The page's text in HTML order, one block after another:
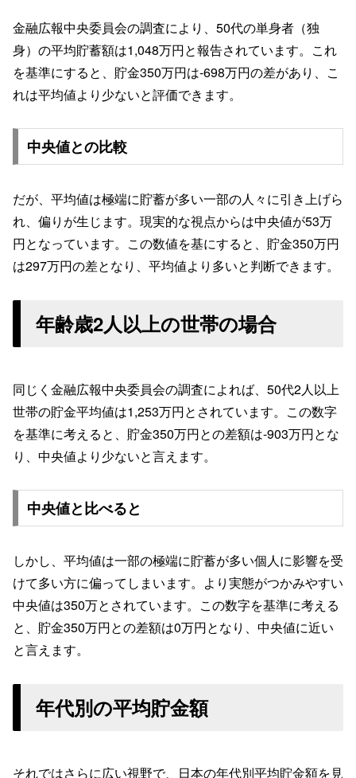
金融広報中央委員会の調査により、50代の単身者（独
身）の平均貯蓄額は1,048万円と報告されています。これ
を基準にすると、貯金350万円は-698万円の差があり、こ
れは平均値より少ないと評価できます。
中央値との比較
だが、平均値は極端に貯蓄が多い一部の人々に引き上げら
れ、偏りが生じます。現実的な視点からは中央値が53万
円となっています。この数値を基にすると、貯金350万円
は297万円の差となり、平均値より多いと判断できます。
年齢歳2人以上の世帯の場合
同じく金融広報中央委員会の調査によれば、50代2人以上
世帯の貯金平均値は1,253万円とされています。この数字
を基準に考えると、貯金350万円との差額は-903万円とな
り、中央値より少ないと言えます。
中央値と比べると
しかし、平均値は一部の極端に貯蓄が多い個人に影響を受
けて多い方に偏ってしまいます。より実態がつかみやすい
中央値は350万とされています。この数字を基準に考える
と、貯金350万円との差額は0万円となり、中央値に近い
と言えます。
年代別の平均貯金額
それではさらに広い視野で、日本の年代別平均貯金額を見